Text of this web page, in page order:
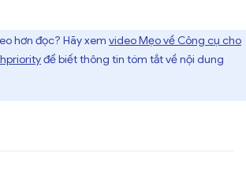
hơn đọc? Hãy xem video Mẹo về Công cụ cho
để biết thông tin tóm tắt về nội dung